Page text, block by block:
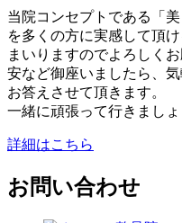
当院コンセプトである「
を多くの方に実感して頂
まいりますのでよろしく
安など御座いましたら、
お答えさせて頂きます。
一緒に頑張って行きましょ
詳細はこちら
お問い合わせ